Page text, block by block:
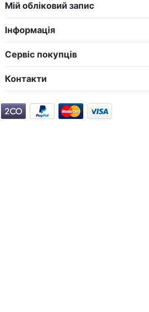
Мій обліковий запис
Інформація
Сервіс покупців
Контакти